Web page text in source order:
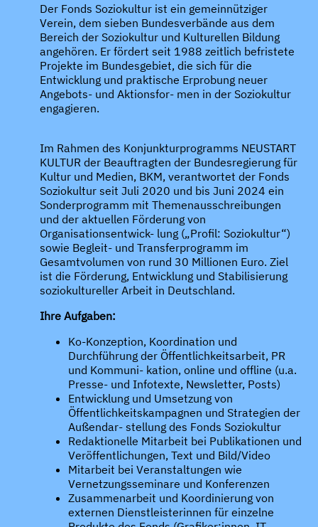
Der Fonds Soziokultur ist ein gemeinnütziger
Verein, dem sieben Bundesverbände aus dem
Bereich der Soziokultur und Kulturellen Bildung
angehören. Er fördert seit 1988 zeitlich befristete
Projekte im Bundesgebiet, die sich für die
Entwicklung und praktische Erprobung neuer
Angebots- und Aktionsfor- men in der Soziokultur
engagieren.
Im Rahmen des Konjunkturprogramms NEUSTART
KULTUR der Beauftragten der Bundesregierung für
Kultur und Medien, BKM, verantwortet der Fonds
Soziokultur seit Juli 2020 und bis Juni 2024 ein
Sonderprogramm mit Themenausschreibungen
und der aktuellen Förderung von
Organisationsentwick- lung („Profil: Soziokultur“)
sowie Begleit- und Transferprogramm im
Gesamtvolumen von rund 30 Millionen Euro. Ziel
ist die Förderung, Entwicklung und Stabilisierung
soziokultureller Arbeit in Deutschland.
Ihre Aufgaben:
Ko-Konzeption, Koordination und
Durchführung der Öffentlichkeitsarbeit, PR
und Kommuni- kation, online und offline (u.a.
Presse- und Infotexte, Newsletter, Posts)
Entwicklung und Umsetzung von
Öffentlichkeitskampagnen und Strategien der
Außendar- stellung des Fonds Soziokultur
Redaktionelle Mitarbeit bei Publikationen und
Veröffentlichungen, Text und Bild/Video
Mitarbeit bei Veranstaltungen wie
Vernetzungsseminare und Konferenzen
Zusammenarbeit und Koordinierung von
externen Dienstleisterinnen für einzelne